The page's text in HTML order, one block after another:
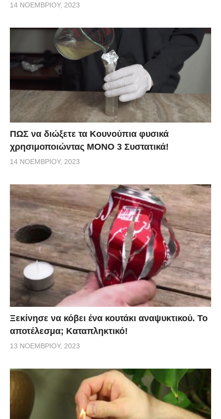
14 ΝΟΕΜΒΡΊΟΥ, 2023
ΠΩΣ να διώξετε τα Κουνούπια φυσικά
χρησιμοποιώντας ΜΟΝΟ 3 Συστατικά!
14 ΝΟΕΜΒΡΊΟΥ, 2023
Ξεκίνησε να κόβει ένα κουτάκι αναψυκτικού. Το
αποτέλεσμα; Καταπληκτικό!
13 ΝΟΕΜΒΡΊΟΥ, 2023